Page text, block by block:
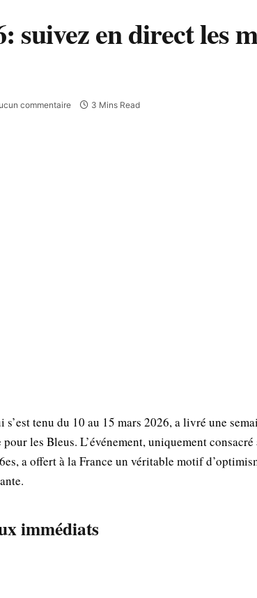
en direct les
commentaire 3 Mins Read
tenu du 10 au 15 mars 2026, a livré une
les Bleus. L’événement, uniquement consacré
a offert à la France un véritable motif
immédiats